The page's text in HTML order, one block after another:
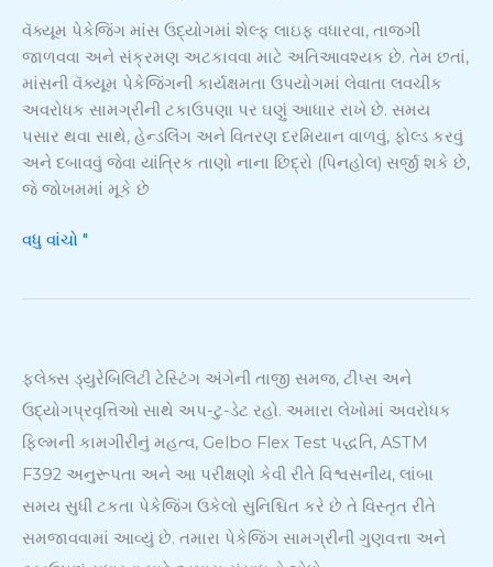
વૅક્યૂમ પેકેજિંગ માંસ ઉદ્યોગમાં શેલ્ફ લાઇફ વધારવા, તાજગી
જાળવવા અને સંક્રમણ અટકાવવા માટે અતિઆવશ્યક છે. તેમ છતાં,
માંસની વૅક્યૂમ પેકેજિંગની કાર્યક્ષમતા ઉપયોગમાં લેવાતા લવચીક
અવરોધક સામગ્રીની ટકાઉપણા પર ઘણું આધાર રાખે છે. સમય
પસાર થવા સાથે, હેન્ડલિંગ અને વિતરણ દરમિયાન વાળવું, ફોલ્ડ કરવું
અને દબાવવું જેવા યાંત્રિક તાણો નાના છિદ્રો (પિનહોલ) સર્જી શકે છે,
જે જોખમમાં મૂકે છે
વેક્યુમ
પેકેજિંગની
લવચીક
ટકાઉપણું
પરીક્ષણ
વધુ વાંચો "
ફ્લેક્સ ડ્યુરેબિલિટી ટેસ્ટિંગ અંગેની તાજી સમજ, ટીપ્સ અને
ઉદ્યોગપ્રવૃત્તિઓ સાથે અપ-ટુ-ડેટ રહો. અમારા લેખોમાં અવરોધક
ફિલ્મની કામગીરીનું મહત્વ, Gelbo Flex Test પદ્ધતિ, ASTM
F392 અનુરૂપતા અને આ પરીક્ષણો કેવી રીતે વિશ્વસનીય, લાંબા
સમય સુધી ટકતા પેકેજિંગ ઉકેલો સુનિશ્ચિત કરે છે તે વિસ્તૃત રીતે
સમજાવવામાં આવ્યું છે. તમારા પેકેજિંગ સામગ્રીની ગુણવત્તા અને